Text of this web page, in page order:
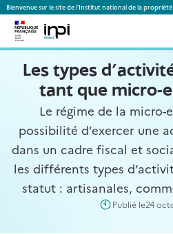
Bienvenue sur le site de l'Institut national de la
Les types
tant que micro-
Le régime de la
possibilité d’exercer une
dans un cadre fiscal et
les différents types
statut : artisanales,
Publié le24
Panneau de gestion des cookies